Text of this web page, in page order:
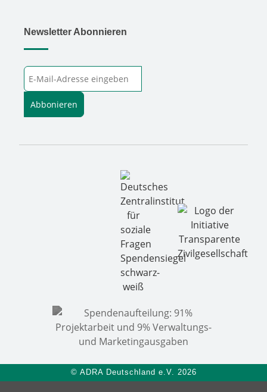
Newsletter Abonnieren
Abbonieren
© ADRA Deutschland e.V. 2026